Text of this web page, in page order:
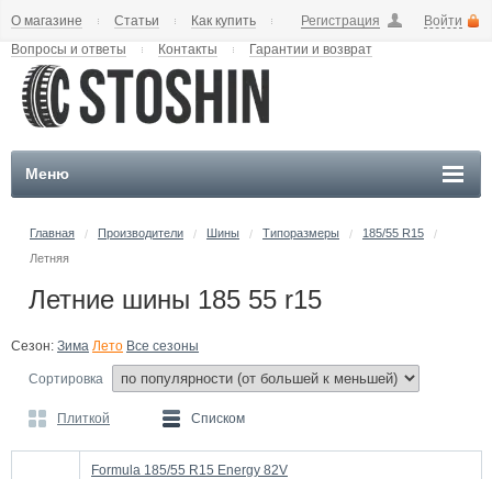
Регистрация Войти
О магазине Статьи
Как купить
Вопросы и ответы
Контакты Гарантии и возврат
Меню
Главная / Производители / Шины / Типоразмеры / 185/55 R15
/
Летняя
Летние шины 185 55 r15
Сезон: Зима Лето Все сезоны
Сортировка
Плиткой Списком
Formula 185/55 R15 Energy 82V